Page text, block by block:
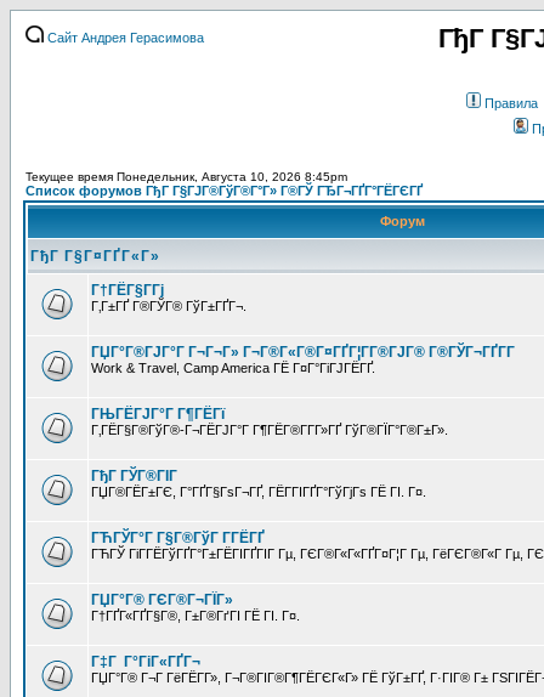
Сайт Андрея Герасимова ГђГ
Правила
Текущее время Понедельник, Августа 10, 2026 8:45pm
Список форумов ГђГ Г§ГЈГ®ГўГ®Г°Г» Г®ГЎ ГЂГ¬ГҐГ°ГЁГЄГҐ
Форум
ГђГ Г§Г¤ГҐГ«Г»
Г†ГЁГ§Г­Гј
Г‚Г±ГҐ Г®ГЎГ® ГўГ±ГҐГ¬.
ГЏГ°Г®ГЈГ°Г Г¬Г¬Г» Г¬Г®Г«Г®Г¤ГҐГ¦Г­Г®ГЈГ® Г®ГЎГ¬ГҐГ­Г
Work & Travel, Camp America ГЁ Г¤Г°ГіГЈГЁГҐ.
ГЊГЁГЈГ°Г Г¶ГЁГї
Г‚ГЁГ§Г®ГўГ®-Г¬ГЁГЈГ°Г Г¶ГЁГ®Г­Г­Г»ГҐ ГўГ®ГЇГ°Г®Г±Г».
ГђГ ГЎГ®ГІГ
ГЏГ®ГЁГ±ГЄ, Г°ГҐГ§ГѕГ¬ГҐ, ГЁГ­ГІГҐГ°ГўГјГѕ ГЁ ГІ. Г¤.
ГЋГЎГ°Г Г§Г®ГўГ Г­ГЁГҐ
ГЋГЎ ГіГ­ГЁГўГҐГ°Г±ГЁГІГҐГІГ Гµ, ГЄГ®Г«Г«ГҐГ¤Г¦Г Гµ, ГёГЄГ®Г«Г Гµ,
ГЏГ°Г® ГЄГ®Г¬ГЇГ»
Г†ГҐГ«ГҐГ§Г®, Г±Г®ГґГІ ГЁ ГІ. Г¤.
Г‡Г Г°ГіГ«ГҐГ¬
ГЏГ°Г® Г¬Г ГёГЁГ­Г», Г¬Г®ГІГ®Г¶ГЁГЄГ«Г» ГЁ ГўГ±ГҐ, Г·ГІГ® Г±